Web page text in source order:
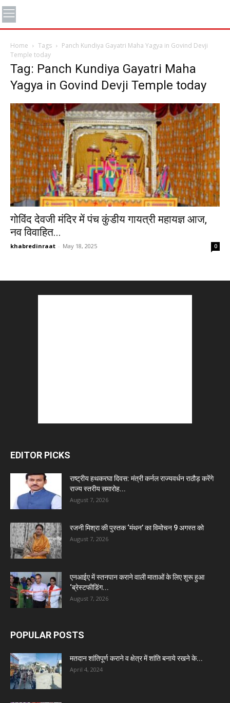
Home Tags
Panch Kundiya Gayatri Maha Yagya in Govind Devji
Temple today
Tag: Panch Kundiya Gayatri Maha
Yagya in Govind Devji Temple today
गोविंद देवजी मंदिर में पंच कुंडीय गायत्री महायज्ञ आज,
नव विवाहित...
khabredinraat - May 18, 2025 0
EDITOR PICKS
राष्ट्रीय हथकरघा दिवस: मंत्री कर्नल राज्यवर्धन राठौड़ करेंगे
राज्य स्तरीय समारोह...
August 7, 2026
रजनी मिश्रा की पुस्तक ‘मंथन’ का विमोचन 9 अगस्त को
August 7, 2026
एनआईए में स्तनपान कराने वाली माताओं के लिए शुरू हुआ
‘ब्रेस्टफीडिंग...
August 7, 2026
POPULAR POSTS
मतदान शांतिपूर्ण कराने व क्षेत्र में शांति बनाये रखने के...
April 4, 2024